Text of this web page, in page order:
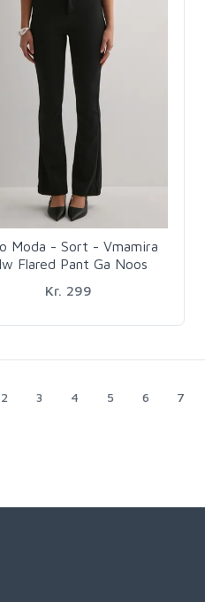
Moda - Sort - Vmamira
Flared Pant Ga Noos
Kr. 299
2 3 4 5 6 7